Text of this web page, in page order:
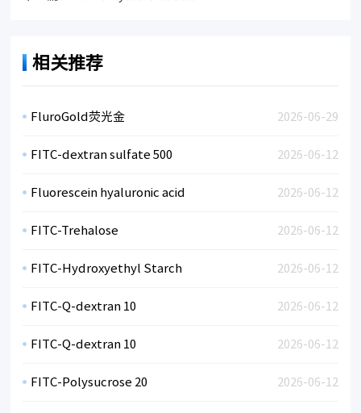
相关推荐
2026-06-29
FluroGold荧光金
2026-06-12
FITC-dextran sulfate 500
2026-06-12
Fluorescein hyaluronic acid
2026-06-12
FITC-Trehalose
2026-06-12
FITC-Hydroxyethyl Starch
2026-06-12
FITC-Q-dextran 10
2026-06-12
FITC-Q-dextran 10
2026-06-12
FITC-Polysucrose 20